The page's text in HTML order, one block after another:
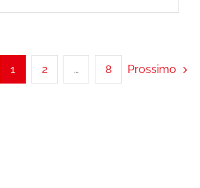
1 2 … 8 Prossimo